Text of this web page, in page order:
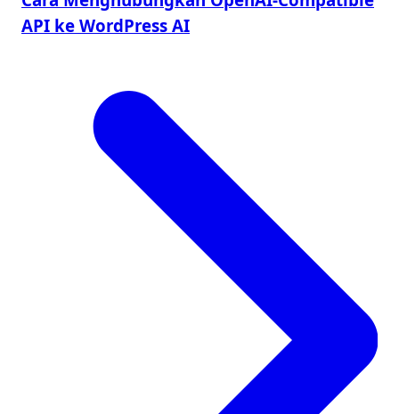
API ke WordPress AI